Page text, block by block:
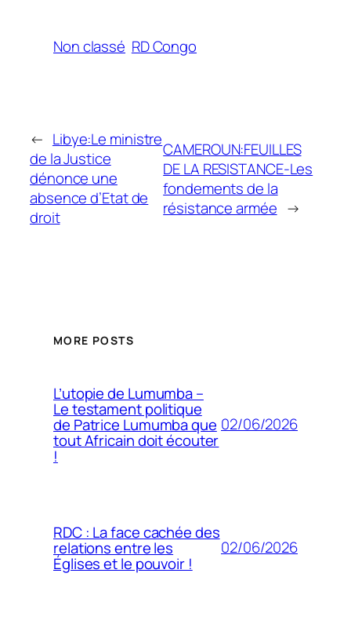
Non classé RD Congo
← Libye:Le ministre
de la Justice
dénonce une
absence d’Etat de
droit
CAMEROUN:FEUILLES
DE LA RESISTANCE-Les
fondements de la
résistance armée →
MORE POSTS
L’utopie de Lumumba –
Le testament politique
de Patrice Lumumba que
tout Africain doit écouter
!
02/06/2026
RDC : La face cachée des
relations entre les
Églises et le pouvoir !
02/06/2026